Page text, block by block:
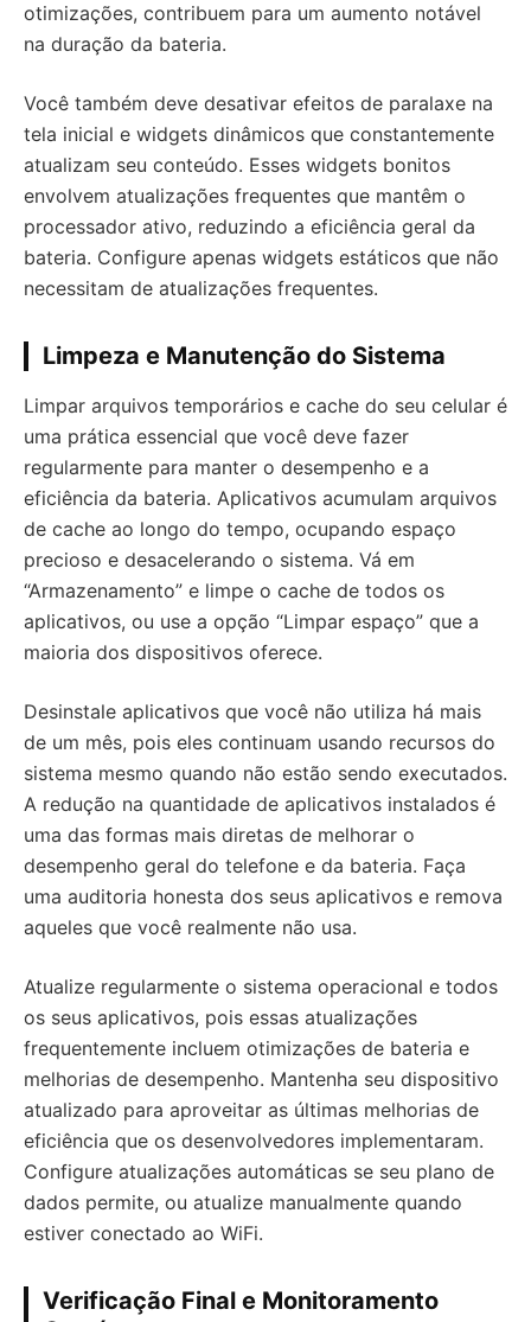
otimizações, contribuem para um aumento notável
na duração da bateria.
Você também deve desativar efeitos de paralaxe na
tela inicial e widgets dinâmicos que constantemente
atualizam seu conteúdo. Esses widgets bonitos
envolvem atualizações frequentes que mantêm o
processador ativo, reduzindo a eficiência geral da
bateria. Configure apenas widgets estáticos que não
necessitam de atualizações frequentes.
Limpeza e Manutenção do Sistema
Limpar arquivos temporários e cache do seu celular é
uma prática essencial que você deve fazer
regularmente para manter o desempenho e a
eficiência da bateria. Aplicativos acumulam arquivos
de cache ao longo do tempo, ocupando espaço
precioso e desacelerando o sistema. Vá em
“Armazenamento” e limpe o cache de todos os
aplicativos, ou use a opção “Limpar espaço” que a
maioria dos dispositivos oferece.
Desinstale aplicativos que você não utiliza há mais
de um mês, pois eles continuam usando recursos do
sistema mesmo quando não estão sendo executados.
A redução na quantidade de aplicativos instalados é
uma das formas mais diretas de melhorar o
desempenho geral do telefone e da bateria. Faça
uma auditoria honesta dos seus aplicativos e remova
aqueles que você realmente não usa.
Atualize regularmente o sistema operacional e todos
os seus aplicativos, pois essas atualizações
frequentemente incluem otimizações de bateria e
melhorias de desempenho. Mantenha seu dispositivo
atualizado para aproveitar as últimas melhorias de
eficiência que os desenvolvedores implementaram.
Configure atualizações automáticas se seu plano de
dados permite, ou atualize manualmente quando
estiver conectado ao WiFi.
Verificação Final e Monitoramento